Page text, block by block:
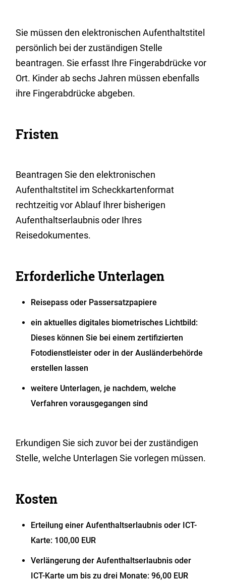
Sie müssen den elektronischen Aufenthaltstitel
persönlich bei der zuständigen Stelle
beantragen. Sie erfasst Ihre Fingerabdrücke vor
Ort. Kinder ab sechs Jahren müssen ebenfalls
ihre Fingerabdrücke abgeben.
Fristen
Beantragen Sie den elektronischen
Aufenthaltstitel im Scheckkartenformat
rechtzeitig vor Ablauf Ihrer bisherigen
Aufenthaltserlaubnis oder Ihres
Reisedokumentes.
Erforderliche Unterlagen
Reisepass oder Passersatzpapiere
einaktuelles digitales biometrisches Lichtbild:
Dieses können Sie bei einem zertifizierten
Fotodienstleister oder in der Ausländerbehörde
erstellen lassen
weitere Unterlagen, je nachdem, welche
Verfahren vorausgegangen sind
Erkundigen Sie sich zuvor bei der zuständigen
Stelle, welche Unterlagen Sie vorlegen müssen.
Kosten
Erteilung einer Aufenthaltserlaubnis oder ICT-
Karte: 100,00 EUR
Verlängerung der Aufenthaltserlaubnis oder
ICT-Karte um bis zu drei Monate: 96,00 EUR